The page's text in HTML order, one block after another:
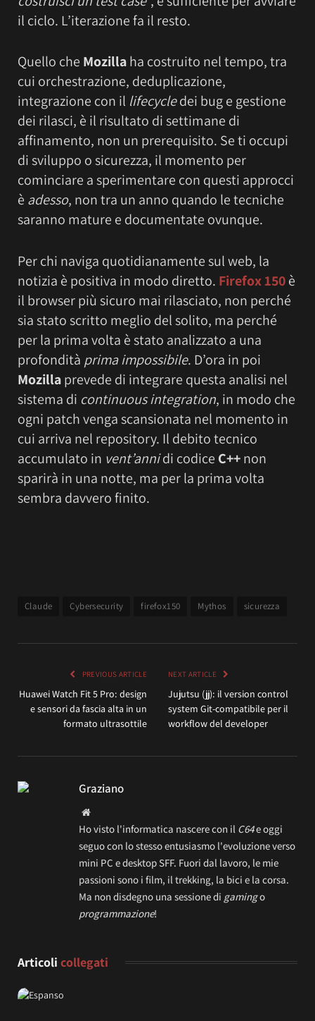
il ciclo. L’iterazione fa il resto.
Quello che Mozillaha costruito nel tempo, tra
cui orchestrazione, deduplicazione,
integrazione con il lifecycledei bug e gestione
dei rilasci, è il risultato di settimane di
affinamento, non un prerequisito. Se ti occupi
di sviluppo o sicurezza, il momento per
cominciare a sperimentare con questi approcci
è adesso, non tra un anno quando le tecniche
saranno mature e documentate ovunque.
Per chi naviga quotidianamente sul web, la
notizia è positiva in modo diretto. Firefox 150è
il browser più sicuro mai rilasciato, non perché
sia stato scritto meglio del solito, ma perché
per la prima volta è stato analizzato a una
profondità prima impossibile. D’ora in poi
Mozillaprevede di integrare questa analisi nel
sistema di continuous integration, in modo che
ogni patch venga scansionata nel momento in
cui arriva nel repository. Il debito tecnico
accumulato in vent’annidi codice C++non
sparirà in una notte, ma per la prima volta
sembra davvero finito.
Claude Cybersecurity firefox150 Mythos sicurezza
PREVIOUS ARTICLE
Huawei Watch Fit 5 Pro: design
e sensori da fascia alta in un
formato ultrasottile
NEXT ARTICLE
Jujutsu (jj): il version control
system Git-compatibile per il
workflow del developer
Graziano
Website
Ho visto l'informatica nascere con il C64e oggi
seguo con lo stesso entusiasmo l'evoluzione verso
mini PC e desktop SFF. Fuori dal lavoro, le mie
passioni sono i film, il trekking, la bici e la corsa.
Ma non disdegno una sessione di gamingo
programmazione!
Articoli collegati